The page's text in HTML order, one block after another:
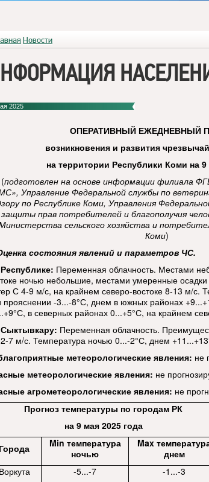
Новости
2025
ОПЕРАТИВНЫЙ ЕЖЕДНЕВНЫЙ
возникновения и развития
на территории Республики Коми на
(подготовлен на основе информации филиала
Управление Федеральной службы по
по Республике Коми, Управления
защиты прав потребителей и благополучия
сельского хозяйства и
Коми)
состояния явлений и параметров ЧС.
Переменная облачность. Местами
ночью небольшие, местами умеренные
С 4-9 м/с, на крайнем северо-востоке 8-13 м/с.
прояснении -3...-8°С, днем в южных районах
в северных районах 0...+5°С, на крайнем
Переменная облачность.
7 м/с. Температура ночью 0...-2°С, днем
метеорологические явления: не
метеорологическиеявления: не
агрометеорологические явления: не
Прогноз температуры по городам РК
на 9 мая 2025 года
Города
Min температура
ночью
Max
днем
Воркута
-5...-7 -1...-3